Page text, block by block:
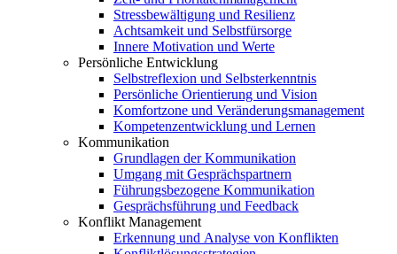
Stressbewältigung und Resilienz
Achtsamkeit und Selbstfürsorge
Innere Motivation und Werte
Persönliche Entwicklung
Selbstreflexion und Selbsterkenntnis
Persönliche Orientierung und Vision
Komfortzone und Veränderungsmanagement
Kompetenzentwicklung und Lernen
Kommunikation
Grundlagen der Kommunikation
Umgang mit Gesprächspartnern
Führungsbezogene Kommunikation
Gesprächsführung und Feedback
Konflikt Management
Erkennung und Analyse von Konflikten